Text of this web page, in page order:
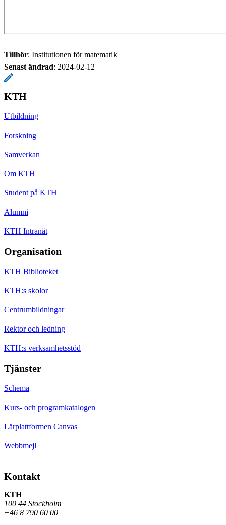
Tillhör: Institutionen för matematik
Senast ändrad: 2024-02-12
KTH
Utbildning
Forskning
Samverkan
Om KTH
Student på KTH
Alumni
KTH Intranät
Organisation
KTH Biblioteket
KTH:s skolor
Centrumbildningar
Rektor och ledning
KTH:s verksamhetsstöd
Tjänster
Schema
Kurs- och programkatalogen
Lärplattformen Canvas
Webbmejl
Kontakt
KTH
100 44 Stockholm
+46 8 790 60 00